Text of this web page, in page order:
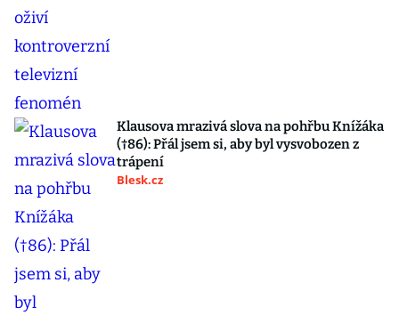
Klausova mrazivá slova na pohřbu Knížáka
(†86): Přál jsem si, aby byl vysvobozen z
trápení
Blesk.cz